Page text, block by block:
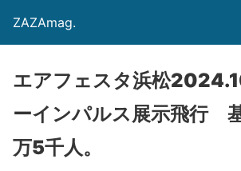
ZAZAmag.
エアフェスタ浜松
ーインパルス展示飛行
万5千人。